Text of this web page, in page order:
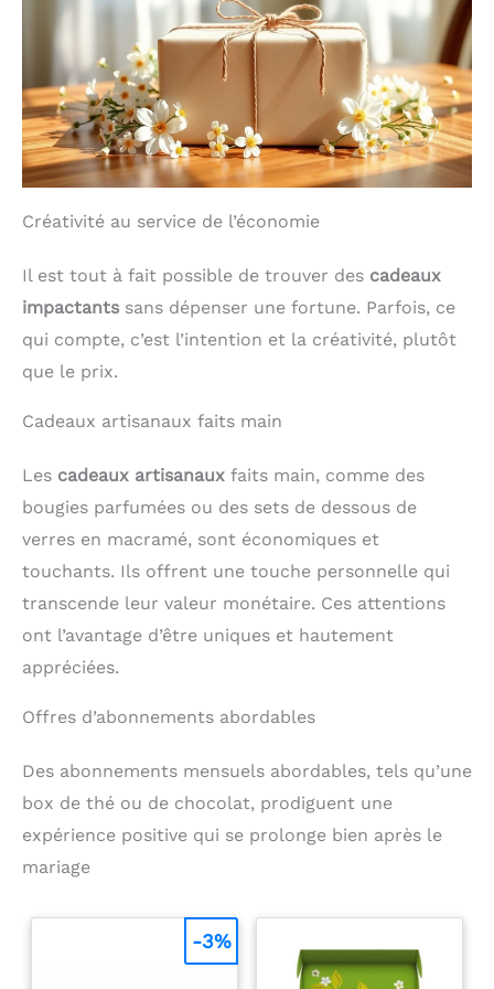
cadre peut mettre en
valeur son charme
unique dans n'importe
quel environnement. De
plus, le cadre photo est
équipé d'un affichage
météo, d'une horloge,
d'un mode veille et
d'autres fonctionnalités
qui le transforment en
performant [Une
Exceptionnelle]: Le cadre
photo intelligent de 10,1
pouces est équipé de la
tactile IPS 1280x800,
incomparables. Son
grand angle de vision
garantit que tout le
festin visuel, offrant une
expérience immersive
sous tous les angles
[Convient à Plusieurs
anniversaire, un mariage
cadre photo numérique
pour commémorer les
moments spéciaux de la
vie. Après votre achat,
est offert en c-a-d-e-a-u,
surprise bénéficierez
professionnelle 24h/24 et
7j/7, d'une g-a-r-a-n-t-i-e
Créativité au service de l’économie
Il est tout à fait possible de trouver des cadeaux
impactants sans dépenser une fortune. Parfois, ce
qui compte, c’est l’intention et la créativité, plutôt
que le prix.
Cadeaux artisanaux faits main
Les cadeaux artisanaux faits main, comme des
bougies parfumées ou des sets de dessous de
verres en macramé, sont économiques et
touchants. Ils offrent une touche personnelle qui
transcende leur valeur monétaire. Ces attentions
ont l’avantage d’être uniques et hautement
appréciées.
Offres d’abonnements abordables
Des abonnements mensuels abordables, tels qu’une
box de thé ou de chocolat, prodiguent une
expérience positive qui se prolonge bien après le
mariage
-3%